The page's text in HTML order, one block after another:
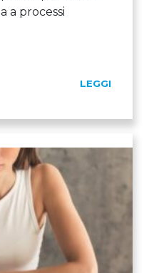
a processi
LEGGI